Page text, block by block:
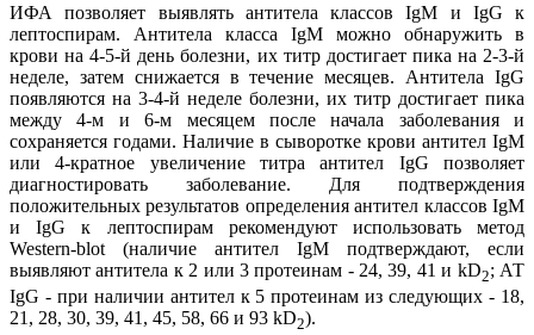
ИФА позволяет выявлять антитела классов IgM и IgG к
лептоспирам. Антитела класса IgM можно обнаружить в
крови на 4-5-й день болезни, их титр достигает пика на 2-3-й
неделе, затем снижается в течение месяцев. Антитела IgG
появляются на 3-4-й неделе болезни, их титр достигает пика
между 4-м и 6-м месяцем после начала заболевания и
сохраняется годами. Наличие в сыворотке крови антител IgM
или 4-кратное увеличение титра антител IgG позволяет
диагностировать заболевание. Для подтверждения
положительных результатов определения антител классов IgM
и IgG к лептоспирам рекомендуют использовать метод
Western-blot (наличие антител IgM подтверждают, если
выявляют антитела к 2 или 3 протеинам - 24, 39, 41 и kD2; АТ
IgG - при наличии антител к 5 протеинам из следующих - 18,
21, 28, 30, 39, 41, 45, 58, 66 и 93 kD2).